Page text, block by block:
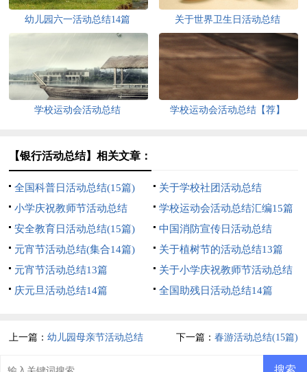
幼儿园六一活动总结14篇 关于世界卫生日活动总结
学校运动会活动总结 学校运动会活动总结【荐】
【银行活动总结】相关文章：
全国科普日活动总结(15篇)
关于学校社团活动总结
小学庆祝教师节活动总结
学校运动会活动总结汇编15篇
安全教育日活动总结(15篇)
中国消防宣传日活动总结
元宵节活动总结(集合14篇)
关于植树节的活动总结13篇
元宵节活动总结13篇
关于小学庆祝教师节活动总结
庆元旦活动总结14篇
全国助残日活动总结14篇
上一篇：幼儿园母亲节活动总结 下一篇： 春游活动总结(15篇)